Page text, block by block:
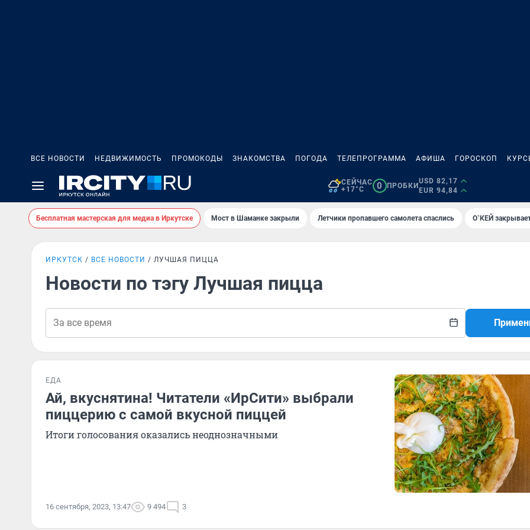
ВСЕ НОВОСТИ НЕДВИЖИМОСТЬ ПРОМОКОДЫ ЗНАКОМСТВА ПОГОДА ТЕЛЕПРОГРАММА АФИША ГОРОСКОП
СЕЙЧАС
+17°C
0 ПРОБКИ
USD 82,17
EUR 94,84
Бесплатная мастерская для медиа в Иркутске Мост в Шаманке закрыли Летчики пропавшего самолета спаслись О`КЕЙ
ИРКУТСК ВСЕ НОВОСТИ ЛУЧШАЯ ПИЦЦА
Новости по тэгу Лучшая пицца
ЕДА
Ай, вкуснятина! Читатели «ИрСити» выбрали
пиццерию с самой вкусной пиццей
Итоги голосования оказались неоднозначными
16 сентября, 2023, 13:47 9 494 3